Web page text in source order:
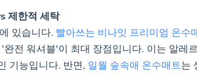
제한적 세탁
있습니다. 빨아쓰는 비나잇 프리미엄 온수
전 워셔블'이 최대 장점입니다. 이는 알레
기능입니다. 반면, 일월 숲속애 온수매트는